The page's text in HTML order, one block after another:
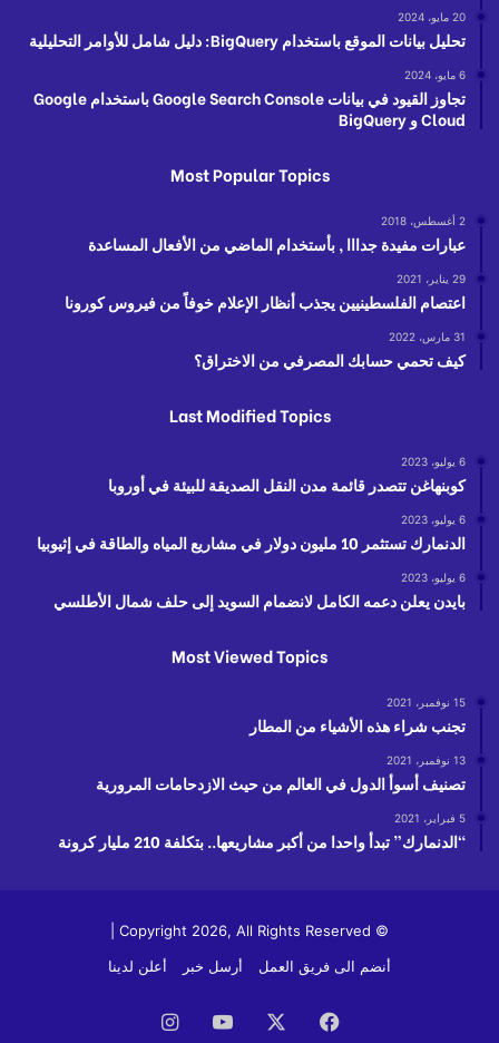
20 مايو، 2024
تحليل بيانات الموقع باستخدام BigQuery: دليل شامل للأوامر التحليلية
6 مايو، 2024
تجاوز القيود في بيانات Google Search Console باستخدام Google
Cloud و BigQuery
Most Popular Topics
2 أغسطس، 2018
عبارات مفيدة جدااا , بأستخدام الماضي من الأفعال المساعدة
29 يناير، 2021
اعتصام الفلسطينيين يجذب أنظار الإعلام خوفاً من فيروس كورونا
31 مارس، 2022
كيف تحمي حسابك المصرفي من الاختراق؟
Last Modified Topics
6 يوليو، 2023
كوبنهاغن تتصدر قائمة مدن النقل الصديقة للبيئة في أوروبا
6 يوليو، 2023
الدنمارك تستثمر 10 مليون دولار في مشاريع المياه والطاقة في إثيوبيا
6 يوليو، 2023
بايدن يعلن دعمه الكامل لانضمام السويد إلى حلف شمال الأطلسي
Most Viewed Topics
15 نوفمبر، 2021
تجنب شراء هذه الأشياء من المطار
13 نوفمبر، 2021
تصنيف أسوأ الدول في العالم من حيث الازدحامات المرورية
5 فبراير، 2021
“الدنمارك” تبدأ واحدا من أكبر مشاريعها.. بتكلفة 210 مليار كرونة
© Copyright 2026, All Rights Reserved |
أنضم الى فريق العمل
أرسل خبر أعلن لدينا
فيسبوك ‫YouTube